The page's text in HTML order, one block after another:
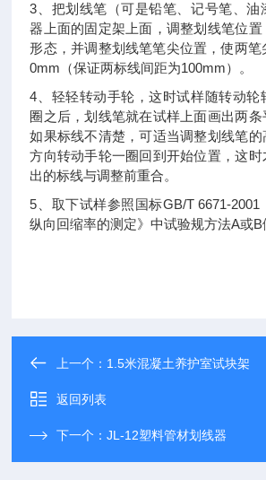
3 、把划线笔（可是铅笔、记号笔、
器上面的固定架上面，调整划线笔位
形态，并调整划线笔笔尖位置，使两笔
0mm （保证两标线间距为100mm）。
4 、轻轻转动手轮，这时试样随转动
圈之后，划线笔就在试样上面画出两条
如果标线不清楚，可适当调整划线笔的
方向转动手轮一圈回到开始位置，这
出的标线与调整前重合。
5 、取下试样参照国标GB/T 6671-2001
纵向回缩率的测定》中试验规方法A或B
上一个： 1.5米混凝土养护室试块架
返回列表
下一个：JL-12塑料管材划线器